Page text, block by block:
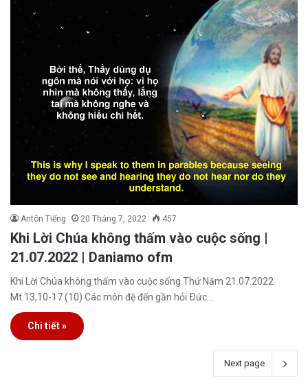
Antôn Tiếng 20 Tháng 7, 2022 457
Khi Lời Chúa không thấm vào cuộc sống |
21.07.2022 | Daniamo ofm
Khi Lời Chúa không thấm vào cuộc sống Thứ Năm 21.07.2022
Mt.13,10-17 (10) Các môn đệ đến gần hỏi Ðức…
Chi tiết »
Next page